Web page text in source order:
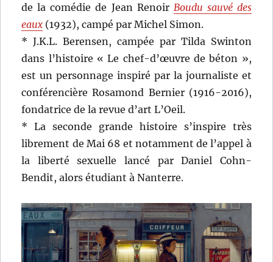
de la comédie de Jean Renoir Boudu sauvé des
eaux (1932), campé par Michel Simon.
* J.K.L. Berensen, campée par Tilda Swinton
dans l’histoire « Le chef-d’œuvre de béton »,
est un personnage inspiré par la journaliste et
conférencière Rosamond Bernier (1916-2016),
fondatrice de la revue d’art L’Oeil.
* La seconde grande histoire s’inspire très
librement de Mai 68 et notamment de l’appel à
la liberté sexuelle lancé par Daniel Cohn-
Bendit, alors étudiant à Nanterre.